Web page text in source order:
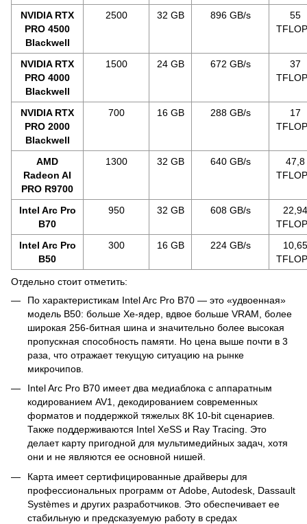
NVIDIA RTX
PRO 4500
Blackwell
2500 32 GB 896 GB/s
55
NVIDIA RTX
PRO 4000
Blackwell
1500 24 GB 672 GB/s
37
NVIDIA RTX
PRO 2000
Blackwell
700 16 GB 288 GB/s
17
AMD
Radeon AI
PRO R9700
1300 32 GB 640 GB/s
47,8
Intel Arc Pro
B70
950 32 GB 608 GB/s
22,94
Intel Arc Pro
B50
300 16 GB 224 GB/s
10,65
Отдельно стоит отметить:
По характеристикам Intel Arc Pro B70 — это «удвоенная»
модель B50: больше Xe-ядер, вдвое больше VRAM, более
широкая 256-битная шина и значительно более высокая
пропускная способность памяти. Но цена выше почти в 3
раза, что отражает текущую ситуацию на рынке
микрочипов.
Intel Arc Pro B70 имеет два медиаблока с аппаратным
кодированием AV1, декодированием современных
форматов и поддержкой тяжелых 8K 10-bit сценариев.
Также поддерживаются Intel XeSS и Ray Tracing. Это
делает карту пригодной для мультимедийных задач, хотя
они и не являются ее основной нишей.
Карта имеет сертифицированные драйверы для
профессиональных программ от Adobe, Autodesk, Dassault
Systèmes и других разработчиков. Это обеспечивает ее
стабильную и предсказуемую работу в средах